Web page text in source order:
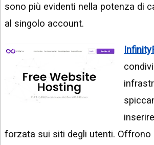
sono più evidenti nella potenza di
al singolo account.
forzata sui siti degli utenti. Offrono